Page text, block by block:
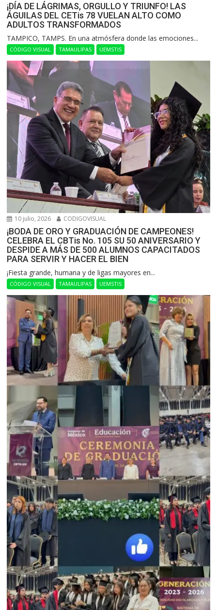
¡DÍA DE LÁGRIMAS, ORGULLO Y TRIUNFO! LAS
ÁGUILAS DEL CETis 78 VUELAN ALTO COMO
ADULTOS TRANSFORMADOS
​TAMPICO, TAMPS. En una atmósfera donde las emociones...
CÓDIGO VISUAL TAMAULIPAS UEMSTIS
10 julio, 2026 CODIGOVISUAL
¡BODA DE ORO Y GRADUACIÓN DE CAMPEONES!
CELEBRA EL CBTis No. 105 SU 50 ANIVERSARIO Y
DESPIDE A MÁS DE 500 ALUMNOS CAPACITADOS
PARA SERVIR Y HACER EL BIEN
​¡Fiesta grande, humana y de ligas mayores en...
CÓDIGO VISUAL TAMAULIPAS UEMSTIS